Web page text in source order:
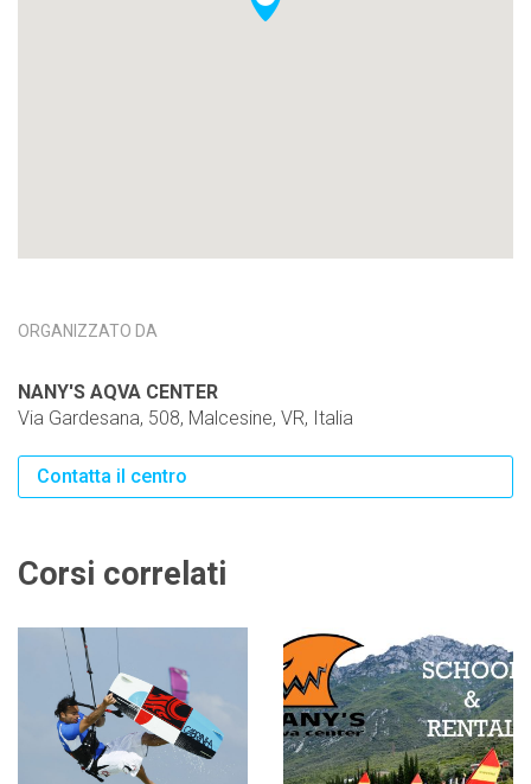
ORGANIZZATO DA
NANY'S AQVA CENTER
Via Gardesana, 508, Malcesine, VR, Italia
Contatta il centro
Corsi correlati